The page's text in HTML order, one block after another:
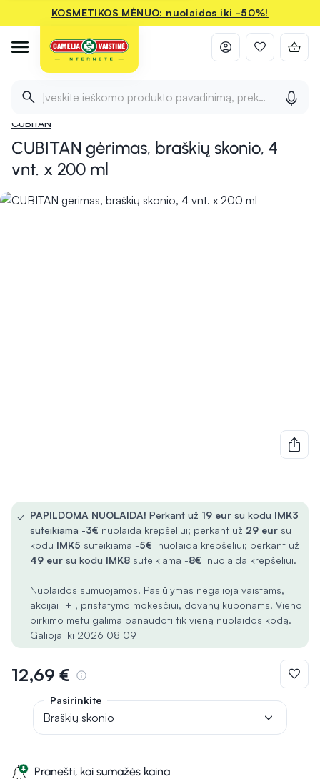
KOSMETIKOS MĖNUO: nuolaidos iki -50%!
Įveskite ieškomo produkto pavadinimą, prekės ženklą ir
CUBITAN
CUBITAN gėrimas, braškių skonio, 4
vnt. x 200 ml
✓ PAPILDOMA NUOLAIDA! Perkant už 19 eur su kodu IMK3
suteikiama -3€ nuolaida krepšeliui; perkant už 29 eur su
kodu IMK5 suteikiama -5€ nuolaida krepšeliui; perkant už
49 eur su kodu IMK8 suteikiama -8€ nuolaida krepšeliui.
Nuolaidos sumuojamos. Pasiūlymas negalioja vaistams,
akcijai 1+1, pristatymo mokesčiui, dovanų kuponams. Vieno
pirkimo metu galima panaudoti tik vieną nuolaidos kodą.
Galioja iki 2026 08 09
12,69 €
Pranešti, kai sumažės kaina
Pasirinkite
Braškių skonio